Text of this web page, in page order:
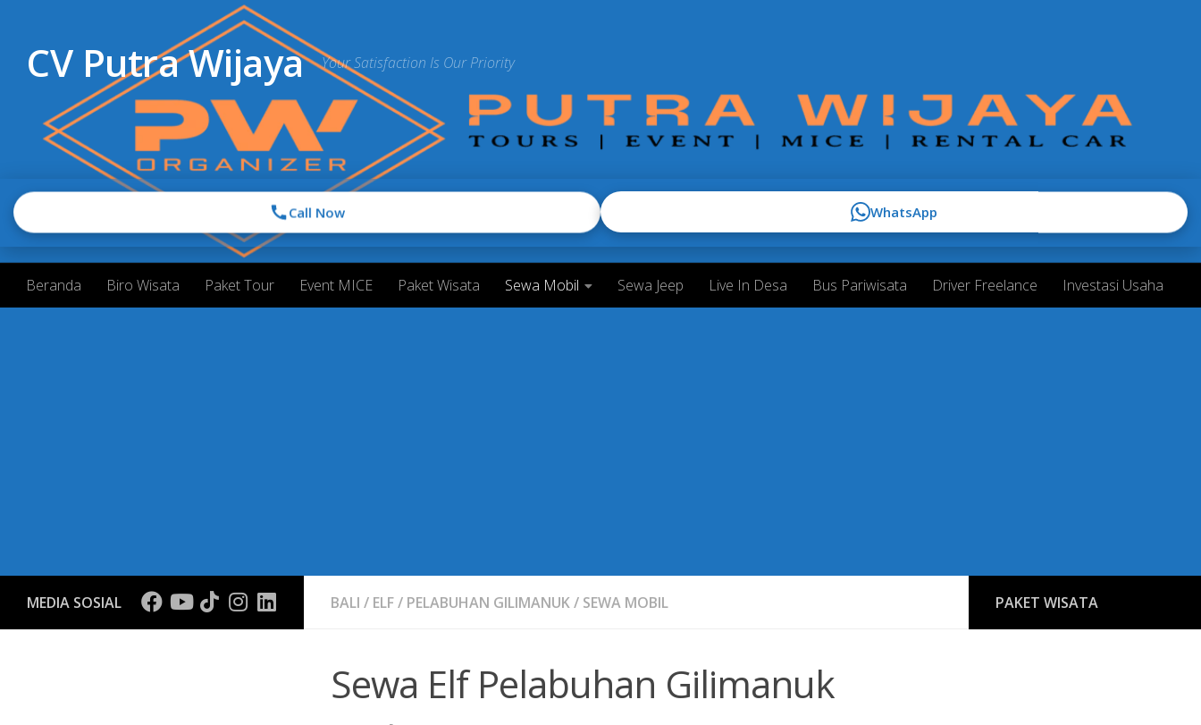
CV Putra Wijaya Your Satisfaction Is Our Priority
Beranda Biro Wisata Paket Tour Event MICE Paket Wisata Sewa Mobil Sewa Jeep Live In Desa Bus Pariwisata Driver Freelance Investasi Usaha
BALI / ELF/ PELABUHAN GILIMANUK/ SEWA MOBIL
Sewa Elf Pelabuhan Gilimanuk
MEDIA SOSIAL PAKET WISATA
Call Now WhatsApp